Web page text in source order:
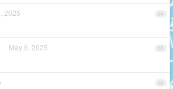
64
2025
65
May 6, 2025
66